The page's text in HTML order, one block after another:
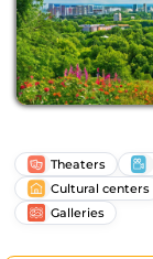
Theaters
Cultural centers
Galleries